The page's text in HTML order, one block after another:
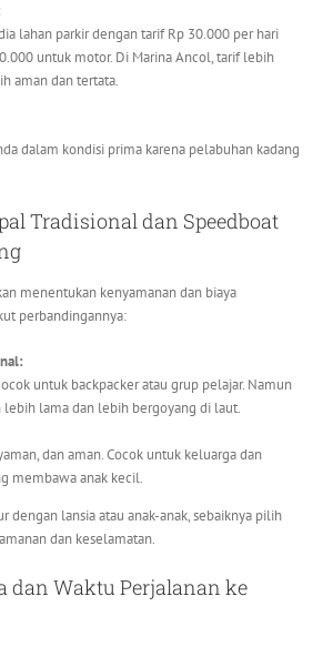
lahan parkir dengan tarif Rp 30.000 per hari
untuk motor. Di Marina Ancol, tarif lebih
aman dan tertata.
dalam kondisi prima karena pelabuhan kadang
Tradisional dan Speedboat
menentukan kenyamanan dan biaya
perbandingannya:
untuk backpacker atau grup pelajar. Namun
lama dan lebih bergoyang di laut.
dan aman. Cocok untuk keluarga dan
membawa anak kecil.
dengan lansia atau anak-anak, sebaiknya pilih
dan keselamatan.
dan Waktu Perjalanan ke